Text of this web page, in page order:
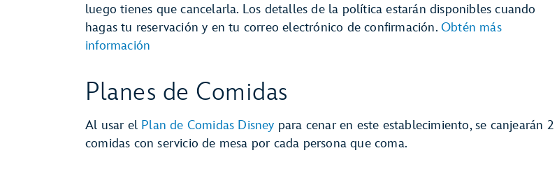
luego tienes que cancelarla. Los detalles de la política estarán disponibles cuando
hagas tu reservación y en tu correo electrónico de confirmación.Obtén más
información
Planes de Comidas
Al usar el Plan de Comidas Disney para cenar en este establecimiento, se canjearán 2
comidas con servicio de mesa por cada persona que coma.